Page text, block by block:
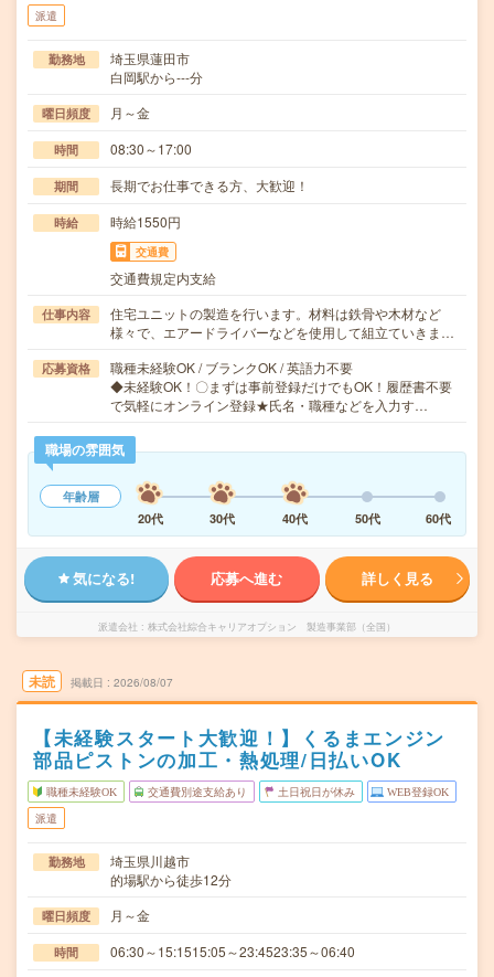
派遣
勤務地
埼玉県蓮田市
白岡駅から---分
曜日頻度 月～金
時間 08:30～17:00
期間 長期でお仕事できる方、大歓迎！
時給 時給1550円
交通費
交通費規定内支給
仕事内容
住宅ユニットの製造を行います。材料は鉄骨や木材など
様々で、エアードライバーなどを使用して組立ていきま…
応募資格
職種未経験OK / ブランクOK / 英語力不要
◆未経験OK！〇まずは事前登録だけでもOK！履歴書不要
で気軽にオンライン登録★氏名・職種などを入力す…
職場の雰囲気
年齢層
20代
30代 40代 50代 60代
気になる! 応募へ進む 詳しく見る
派遣会社 株式会社綜合キャリアオプション 製造事業部（全国）
未読 掲載日 2026/08/07
【未経験スタート大歓迎！】くるまエンジン
部品ピストンの加工・熱処理/日払いOK
職種未経験OK 交通費別途支給あり 土日祝日が休み WEB登録OK
派遣
勤務地
埼玉県川越市
的場駅から徒歩12分
曜日頻度 月～金
時間 06:30～15:1515:05～23:4523:35～06:40